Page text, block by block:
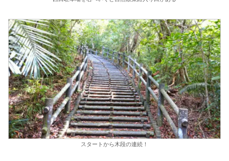
スタートから木段の連続！